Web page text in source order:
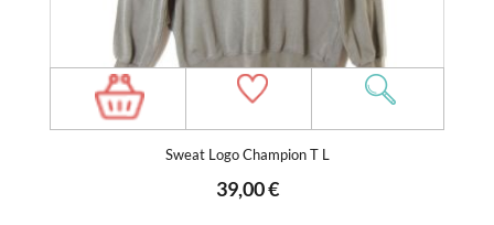
Sweat Logo Champion T L
39,00 €